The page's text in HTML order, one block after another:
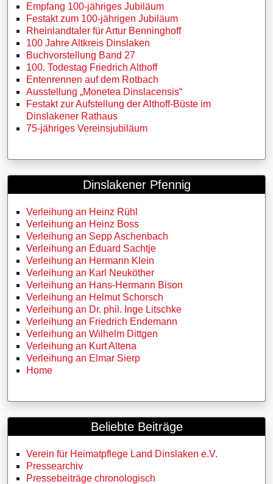
Empfang 100-jähriges Jubiläum
Festakt zum 100-jährigen Jubiläum
Rheinlandtaler für Artur Benninghoff
100 Jahre Altkreis Dinslaken
Buchvorstellung Band 27
100. Todestag Friedrich Althoff
Entenrennen auf dem Rotbach
Ausstellung „Monetea Dinslacensis“
Festakt zur Aufstellung der Althoff-Büste im
Dinslakener Rathaus
75-jähriges Vereinsjubiläum
Dinslakener Pfennig
Verleihung an Heinz Rühl
Verleihung an Heinz Boss
Verleihung an Sepp Aschenbach
Verleihung an Eduard Sachtje
Verleihung an Hermann Klein
Verleihung an Karl Neuköther
Verleihung an Hans-Hermann Bison
Verleihung an Helmut Schorsch
Verleihung an Dr. phil. Inge Litschke
Verleihung an Friedrich Endemann
Verleihung an Wilhelm Dittgen
Verleihung an Kurt Altena
Verleihung an Elmar Sierp
Home
Beliebte Beiträge
Verein für Heimatpflege Land Dinslaken e.V.
Pressearchiv
Pressebeiträge chronologisch